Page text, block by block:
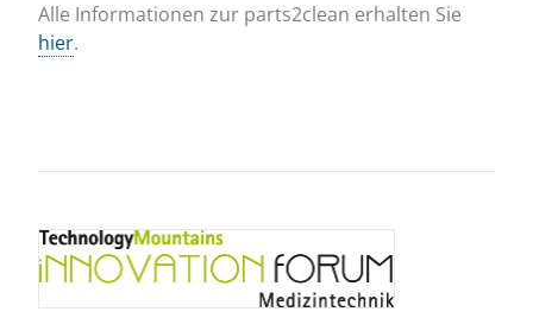
Alle Informationen zur parts2clean erhalten Sie
hier.